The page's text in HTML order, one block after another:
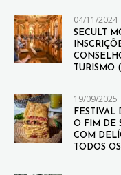
04/11/2024
SECULT
TURISMO
19/09/2025
FESTIVAL
O FIM DE
COM
TODOS